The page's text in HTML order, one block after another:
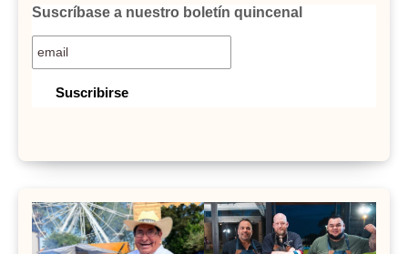
Suscríbase a nuestro boletín quincenal